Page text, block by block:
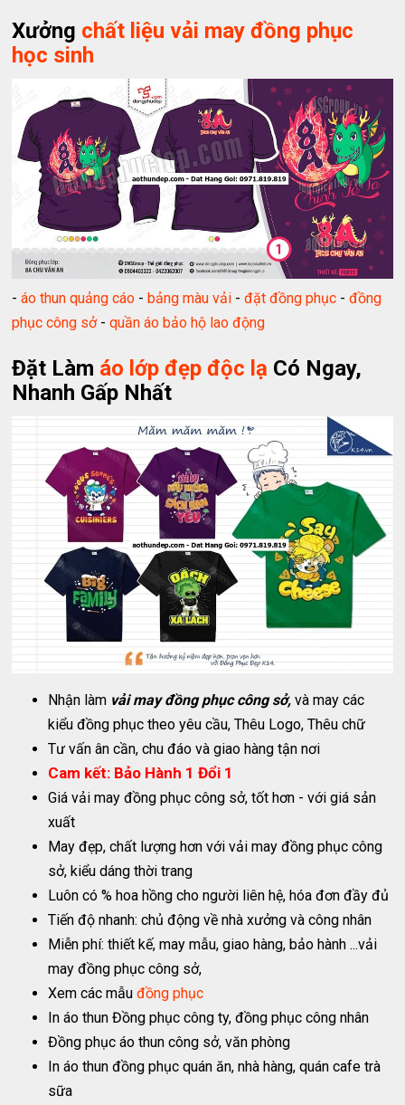
Xưởng chất liệu vải may đồng phục
học sinh
-áo thun quảng cáo - bảng màu vải -đặt đồng phục -đồng
phục công sở-quần áo bảo hộ lao động
Đặt Làm áo lớp đẹp độc lạ Có Ngay,
Nhanh Gấp Nhất
Nhận làm vải may đồng phục công sở, và may các
kiểu đồng phục theo yêu cầu, Thêu Logo, Thêu chữ
Tư vấn ân cần, chu đáo và giao hàng tận nơi
Cam kết: Bảo Hành 1 Đổi 1
Giá vải may đồng phục công sở, tốt hơn - với giá sản
xuất
May đẹp, chất lượng hơn với vải may đồng phục công
sở, kiểu dáng thời trang
Luôn có % hoa hồng cho người liên hệ, hóa đơn đầy đủ
Tiến độ nhanh: chủ động về nhà xưởng và công nhân
Miễn phí: thiết kế, may mẫu, giao hàng, bảo hành ...vải
may đồng phục công sở,
Xem các mẫuđồng phục
In áo thun Đồng phục công ty, đồng phục công nhân
Đồng phục áo thun công sở, văn phòng
In áo thun đồng phục quán ăn, nhà hàng, quán cafe trà
sữa